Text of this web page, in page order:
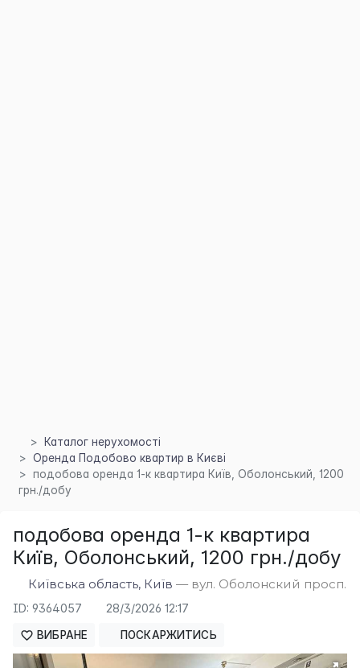
Каталог нерухомості
Оренда Подобово квартир в Києві
подобова оренда 1-к квартира Київ, Оболонський, 1200
грн./добу
подобова оренда 1-к квартира
Київ, Оболонський, 1200 грн./добу
Київська область, Київ — вул. Оболонский просп.
ID: 9364057 28/3/2026 12:17
ВИБРАНЕ ПОСКАРЖИТИСЬ
×